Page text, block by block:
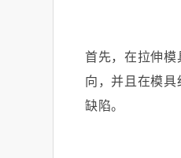
首先，在拉伸模
向，并且在模
缺陷。